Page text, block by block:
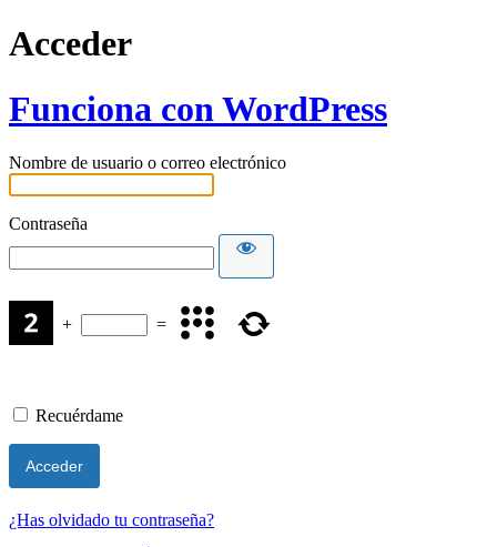
Acceder
Funciona con WordPress
Nombre de usuario o correo electrónico
Contraseña
+ =
Recuérdame
¿Has olvidado tu contraseña?